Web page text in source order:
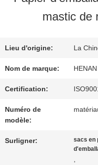
SUJET
NOUS
VISITE
D'USINE
CONTRÔLE
mastic de
Lieu d'origine: La
Nom de marque:
Certification:
Numéro de
modèle:
Surligner:
sacs en
,